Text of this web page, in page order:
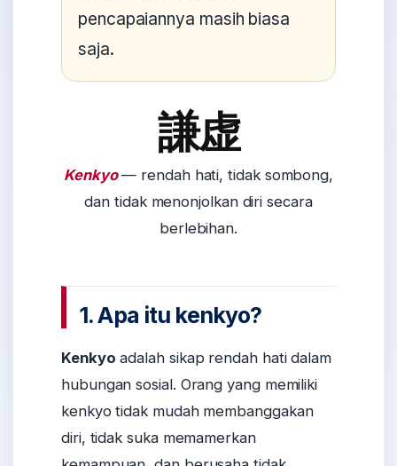
pencapaiannya masih biasa
saja.
謙虚
Kenkyo— rendah hati, tidak sombong,
dan tidak menonjolkan diri secara
berlebihan.
1. Apa itu kenkyo?
Kenkyo adalah sikap rendah hati dalam
hubungan sosial. Orang yang memiliki
kenkyo tidak mudah membanggakan
diri, tidak suka memamerkan